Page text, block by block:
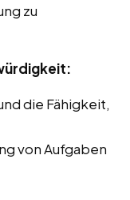
zu
die Fähigkeit,
von Aufgaben